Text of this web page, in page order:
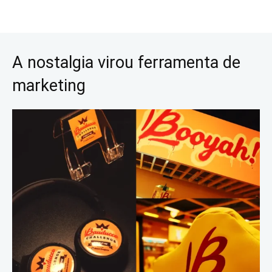
A nostalgia virou ferramenta de
marketing